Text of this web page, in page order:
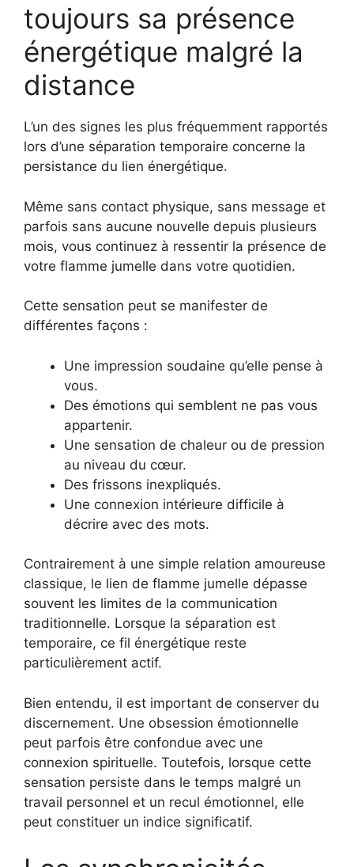
toujours sa présence
énergétique malgré la
distance
L’un des signes les plus fréquemment rapportés
lors d’une séparation temporaire concerne la
persistance du lien énergétique.
Même sans contact physique, sans message et
parfois sans aucune nouvelle depuis plusieurs
mois, vous continuez à ressentir la présence de
votre flamme jumelle dans votre quotidien.
Cette sensation peut se manifester de
différentes façons :
Une impression soudaine qu’elle pense à
vous.
Des émotions qui semblent ne pas vous
appartenir.
Une sensation de chaleur ou de pression
au niveau du cœur.
Des frissons inexpliqués.
Une connexion intérieure difficile à
décrire avec des mots.
Contrairement à une simple relation amoureuse
classique, le lien de flamme jumelle dépasse
souvent les limites de la communication
traditionnelle. Lorsque la séparation est
temporaire, ce fil énergétique reste
particulièrement actif.
Bien entendu, il est important de conserver du
discernement. Une obsession émotionnelle
peut parfois être confondue avec une
connexion spirituelle. Toutefois, lorsque cette
sensation persiste dans le temps malgré un
travail personnel et un recul émotionnel, elle
peut constituer un indice significatif.